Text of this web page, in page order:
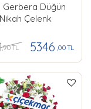
Gerbera Düğün
Nikah Çelenk
,90 TL 5346 ,00 TL